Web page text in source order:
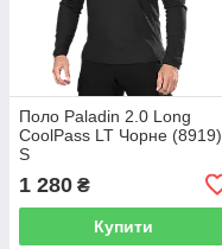
Поло Paladin 2.0 Long
CoolPass LT Чорне (8919),
S
1 280 ₴
Купити